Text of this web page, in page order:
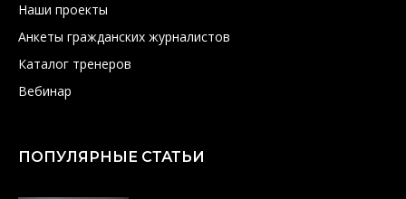
Наши проекты
Анкеты гражданских журналистов
Каталог тренеров
Вебинар
ПОПУЛЯРНЫЕ СТАТЬИ